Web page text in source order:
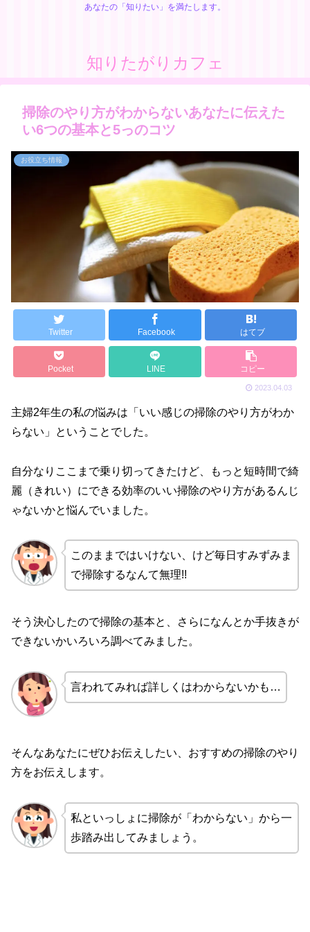
あなたの「知りたい」を満たします。
知りたがりカフェ
掃除のやり方がわからないあなたに伝えた
い6つの基本と5っのコツ
お役立ち情報
Twitter Facebook はてブ
Pocket LINE コピー
2023.04.03
主婦2年生の私の悩みは「いい感じの掃除のやり方がわか
らない」ということでした。
自分なりここまで乗り切ってきたけど、もっと短時間で綺
麗（きれい）にできる効率のいい掃除のやり方があるんじ
ゃないかと悩んでいました。
このままではいけない、けど毎日すみずみま
で掃除するなんて無理!!
そう決心したので掃除の基本と、さらになんとか手抜きが
できないかいろいろ調べてみました。
言われてみれば詳しくはわからないかも…
そんなあなたにぜひお伝えしたい、おすすめの掃除のやり
方をお伝えします。
私といっしょに掃除が「わからない」から一
歩踏み出してみましょう。